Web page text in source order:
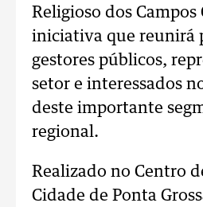
Religioso dos Campos
iniciativa que reunirá
gestores públicos,
setor e interessados
deste importante
regional.
Realizado no Centro
Cidade de Ponta